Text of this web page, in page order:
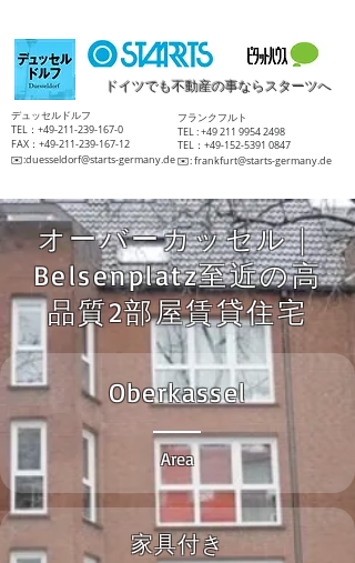
ドイツでも不動産の事ならスターツへ
​デュッセルドルフ
TEL：+49-211-239-167-0
FAX：+49-211-239-167-12
​✉️:duesseldorf@starts-germany.de
​フランクフルト
TEL :+49 211 9954 2498
TEL：+49-152-5391 0847
​✉️:frankfurt@starts-germany.de
オーバーカッセル｜
Belsenplatz至近の高
品質2部屋賃貸住宅
Oberkassel
Area
家具付き